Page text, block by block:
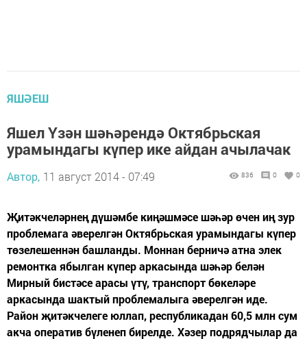
ЯШӘЕШ
Яшел Үзән шәһәрендә Октябрьская
урамындагы күпер ике айдан ачылачак
Автор, 11 август 2014 - 07:49 836 0 0
Җитәкчеләрнең дүшәмбе киңәшмәсе шәһәр өчен иң зур
проблемага әверелгән Октябрьская урамындагы күпер
төзелешеннән башланды. Моннан берничә атна элек
ремонтка ябылган күпер аркасында шәһәр белән
Мирный бистәсе арасы үтү, транспорт бөкеләре
аркасында шактый проблемалыга әверелгән иде.
Район җитәкчелеге юллап, республикадан 60,5 млн сум
акча оператив бүленеп бирелде. Хәзер подрядчылар да